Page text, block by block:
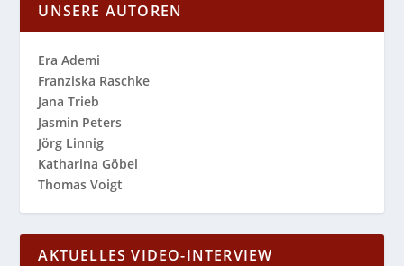
UNSERE AUTOREN
Era Ademi
Franziska Raschke
Jana Trieb
Jasmin Peters
Jörg Linnig
Katharina Göbel
Thomas Voigt
AKTUELLES VIDEO-INTERVIEW